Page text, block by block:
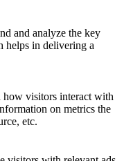
and analyze the key
helps in delivering a
how visitors interact with
on metrics the
etc.